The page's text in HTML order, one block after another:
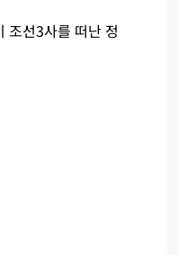
조선3사를 떠난 정